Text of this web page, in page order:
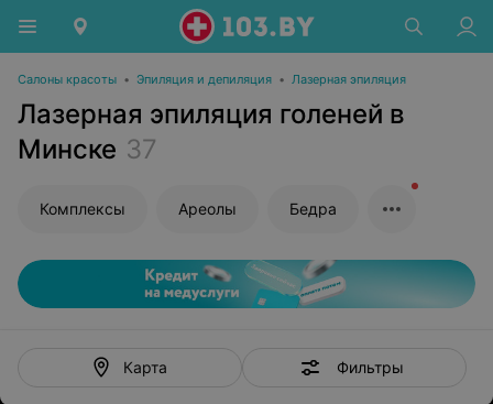
Салоны красоты • Эпиляция и депиляция • Лазерная эпиляция
Лазерная эпиляция голеней в
Минске 37
Комплексы Ареолы Бедра
Карта Фильтры